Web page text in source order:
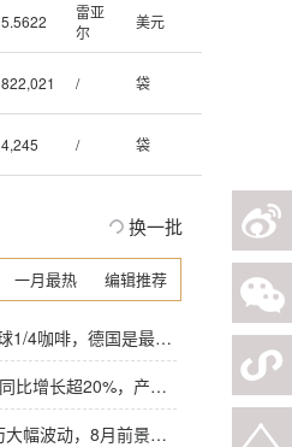
5.5622
雷亚
尔
美元
822,021 / 袋
4,245 / 袋
换一批
一月最热 编辑推荐
欧洲咖啡报告：消费全球1/4咖啡，德国是最大进口国，意大利在烘焙咖啡生产中领先
1月至7月越南咖啡出口同比增长超20%，产量也将是过去四年来最高
咖啡期货价格：7月经历大幅波动，8月前景依旧不明朗